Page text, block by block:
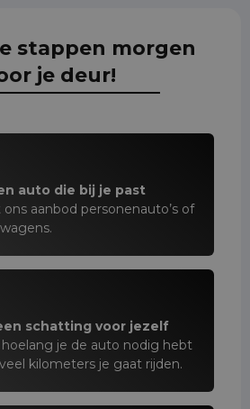
stappen morgen
je deur!
auto die bij je past
ons aanbod personenauto’s of
schatting voor jezelf
hoelang je de auto nodig hebt
kilometers je gaat rijden.